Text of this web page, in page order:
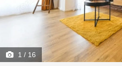
1 / 16